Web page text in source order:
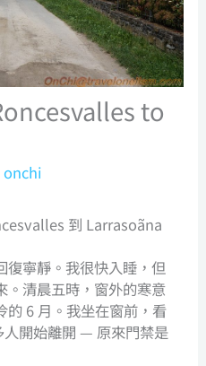
to
onchi
到 Larrasoãna
復寧靜。我很快入睡，但
。清晨五時，窗外的寒意
的 6 月。我坐在窗前，看
開始離開 — 原來門禁是